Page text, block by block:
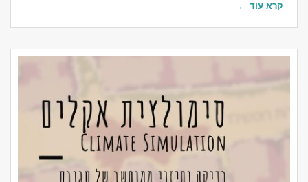
קרא עוד ←